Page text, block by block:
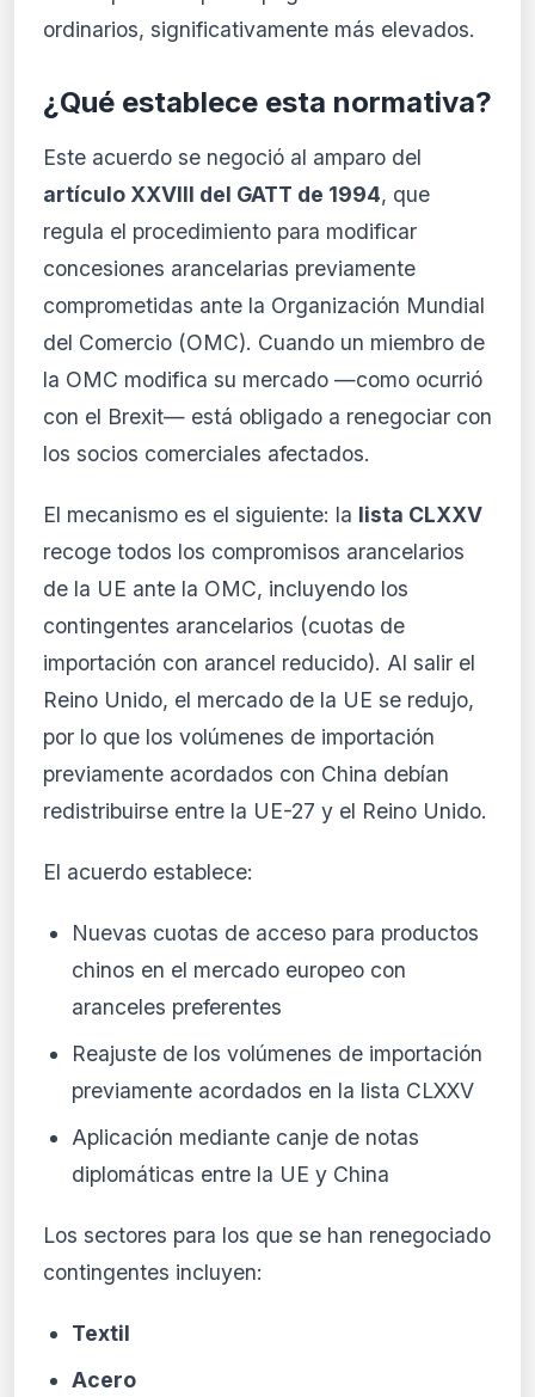
ordinarios, significativamente más elevados.
¿Qué establece esta normativa?
Este acuerdo se negoció al amparo del
artículo XXVIII del GATT de 1994, que
regula el procedimiento para modificar
concesiones arancelarias previamente
comprometidas ante la Organización Mundial
del Comercio (OMC). Cuando un miembro de
la OMC modifica su mercado —como ocurrió
con el Brexit— está obligado a renegociar con
los socios comerciales afectados.
El mecanismo es el siguiente: la lista CLXXV
recoge todos los compromisos arancelarios
de la UE ante la OMC, incluyendo los
contingentes arancelarios (cuotas de
importación con arancel reducido). Al salir el
Reino Unido, el mercado de la UE se redujo,
por lo que los volúmenes de importación
previamente acordados con China debían
redistribuirse entre la UE-27 y el Reino Unido.
El acuerdo establece:
Nuevas cuotas de acceso para productos
chinos en el mercado europeo con
aranceles preferentes
Reajuste de los volúmenes de importación
previamente acordados en la lista CLXXV
Aplicación mediante canje de notas
diplomáticas entre la UE y China
Los sectores para los que se han renegociado
contingentes incluyen:
Textil
Acero